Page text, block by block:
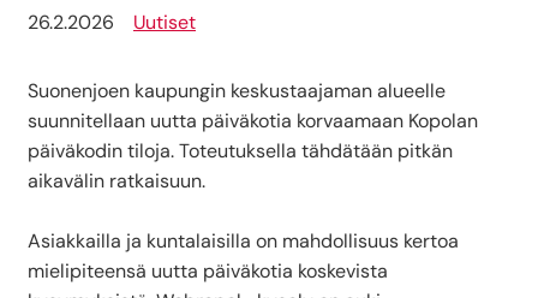
26.2.2026 Uutiset
Suonenjoen kaupungin keskustaajaman alueelle
suunnitellaan uutta päiväkotia korvaamaan Kopolan
päiväkodin tiloja. Toteutuksella tähdätään pitkän
aikavälin ratkaisuun.
Asiakkailla ja kuntalaisilla on mahdollisuus kertoa
mielipiteensä uutta päiväkotia koskevista